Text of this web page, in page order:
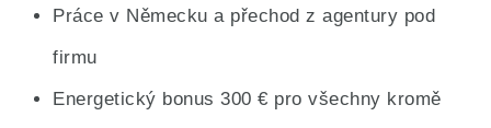
Práce v Německu a přechod z agentury pod
firmu
Energetický bonus 300 € pro všechny kromě